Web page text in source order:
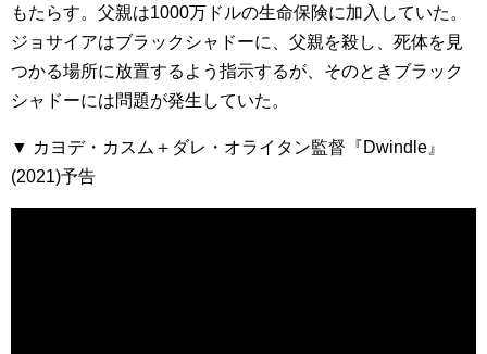
もたらす。父親は1000万ドルの生命保険に加入していた。
ジョサイアはブラックシャドーに、父親を殺し、死体を見
つかる場所に放置するよう指示するが、そのときブラック
シャドーには問題が発生していた。
▼ カヨデ・カスム＋ダレ・オライタン監督『Dwindle』
(2021)予告